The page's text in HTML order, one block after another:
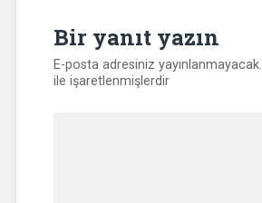
Bir yanıt yazın
E-posta adresiniz yayınlanmayacak.
ile işaretlenmişlerdir